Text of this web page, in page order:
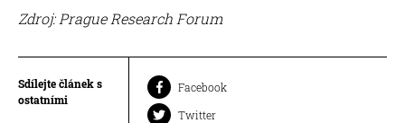
Zdroj: Prague Research Forum
Sdílejte článek s
ostatními
Facebook
Twitter